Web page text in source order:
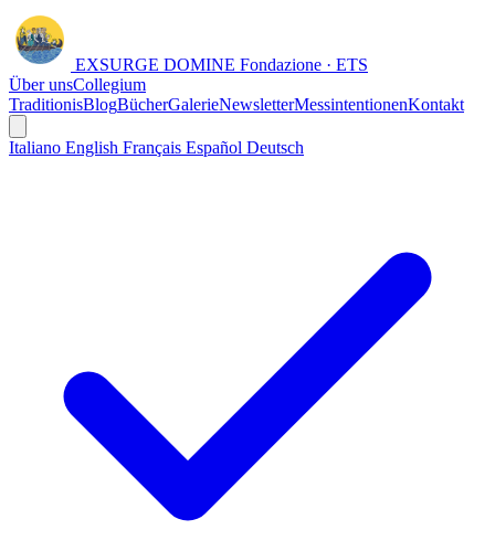
EXSURGE DOMINE Fondazione · ETS
Über unsCollegium
TraditionisBlogBücherGalerieNewsletterMessintentionenKontakt
Italiano English Français Español Deutsch